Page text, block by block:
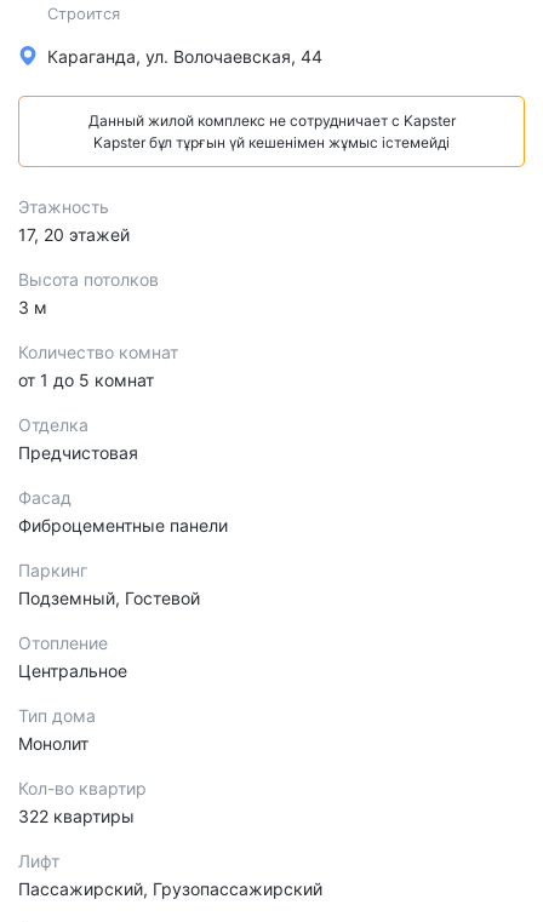
Строится
Караганда, ул. Волочаевская, 44
Данный жилой комплекс не сотрудничает с Kapster
Kapster бұл тұрғын үй кешенімен жұмыс істемейді
Этажность
17, 20 этажей
Высота потолков
3 м
Количество комнат
от 1 до 5 комнат
Отделка
Предчистовая
Фасад
Фиброцементные панели
Паркинг
Подземный, Гостевой
Отопление
Центральное
Тип дома
Монолит
Кол-во квартир
322 квартиры
Лифт
Пассажирский, Грузопассажирский